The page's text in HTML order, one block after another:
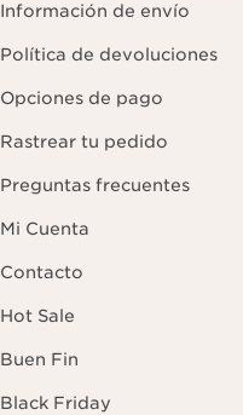
Información de envío
Política de devoluciones
Opciones de pago
Rastrear tu pedido
Preguntas frecuentes
Mi Cuenta
Contacto
Hot Sale
Buen Fin
Black Friday